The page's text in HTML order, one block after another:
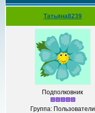
Татьяна8239
Подполковник
Группа: Пользователи